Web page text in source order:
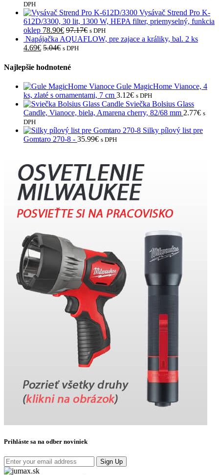
DPH
Vysávač Strend Pro K-
612D/3300, 30 lit, 1300 W, HEPA filter, priemyselný, funkcia
oklep 78.90€ 97.17€ s DPH
Napájačka AQUAFLOW, pre zajace a králiky, bal. 2 ks
4.69€ 5.04€ s DPH
Najlepšie hodnotené
Gule MagicHome Vianoce, 4
ks, zlaté s ornamentami, 7 cm 3.12€ s DPH
Sviečka Bolsius Glass
Candle, Vianoce, biela, Amarena cherry, 82/68 mm 2.77€ s
DPH
Silky pílový list pre
Gomtaro 270-8 - 35.99€ s DPH
Prihláste sa na odber noviniek
Sign Up